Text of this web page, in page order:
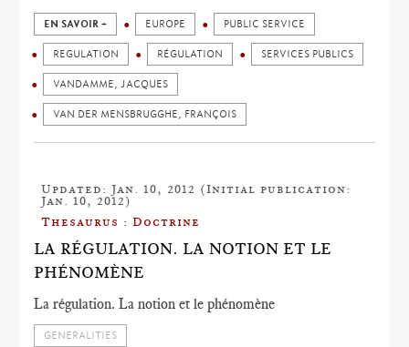
EN SAVOIR + EUROPE PUBLIC SERVICE
REGULATION RÉGULATION SERVICES PUBLICS
VANDAMME, JACQUES
VAN DER MENSBRUGGHE, FRANÇOIS
Updated: Jan. 10, 2012 (Initial publication:
Jan. 10, 2012)
Thesaurus : Doctrine
LA RÉGULATION. LA NOTION ET LE
PHÉNOMÈNE
La régulation. La notion et le phénomène
GENERALITIES